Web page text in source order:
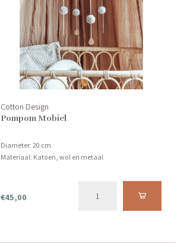
Cotton Design
Pompom Mobiel
Diameter: 20 cm
Materiaal: Katoen, wol en metaal
€45,00